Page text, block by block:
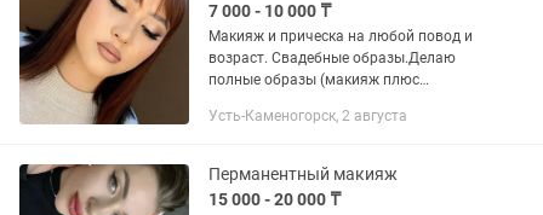
7 000 - 10 000 ₸
Макияж и прическа на любой повод и
возраст. Свадебные образы.Делаю
полные образы (макияж плюс
стойко! Есть экспресс сборы за час в 4
Усть-Каменогорск, 2 августа
Перманентный макияж
15 000 - 20 000 ₸